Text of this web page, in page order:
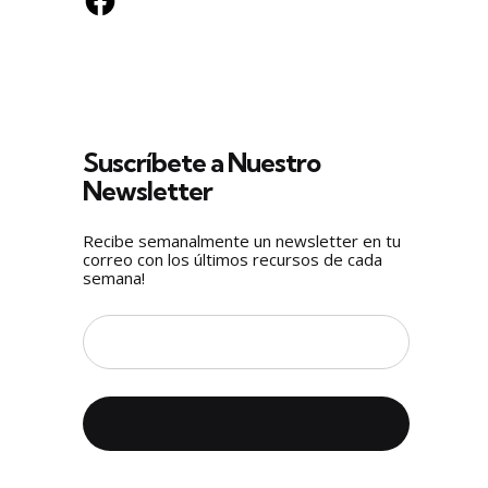
Suscríbete a Nuestro
Newsletter
Recibe semanalmente un newsletter en tu
correo con los últimos recursos de cada
semana!